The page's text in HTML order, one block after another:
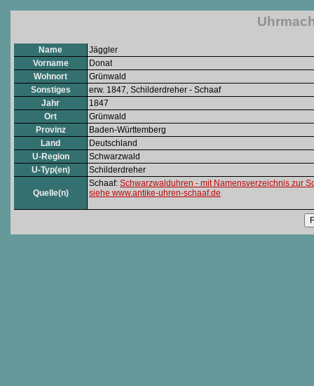
Name
Jäggler
Vorname
Donat
Wohnort
Grünwald
Sonstiges
erw. 1847, Schilderdreher - Schaaf
Jahr
1847
Ort
Grünwald
Provinz
Baden-Württemberg
Land
Deutschland
U-Region
Schwarzwald
U-Typ(en)
Schilderdreher
Quelle(n)
Schaaf: Schwarzwalduhren - mit Namensverzeichnis zur
siehe www.antike-uhren-schaaf.de